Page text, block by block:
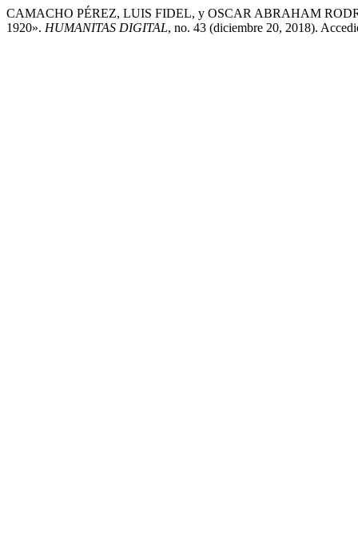
CAMACHO PÉREZ, LUIS FIDEL, y OSCAR ABRAHAM
1920». HUMANITAS DIGITAL, no. 43 (diciembre 20, 2018).